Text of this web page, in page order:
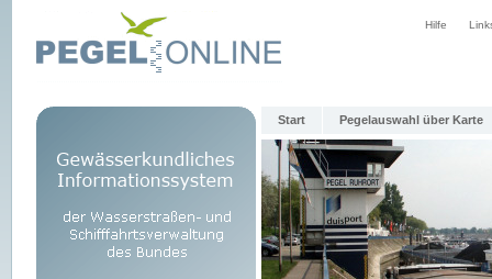
Hilfe
Start Pegelauswahl über Karte